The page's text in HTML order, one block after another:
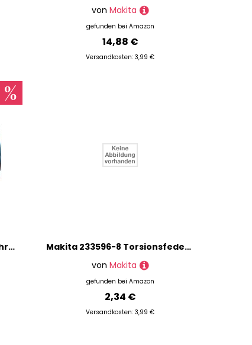
von Makita
gefunden bei Amazon
14,88 €
Versandkosten: 3,99 €
makita FS2300 Schnellbauschrauber
Makita 233596-8 Torsionsfeder für BHS630/HS610 Kreissäge (Akku), No. 11
von Makita
gefunden bei Amazon
2,34 €
Versandkosten: 3,99 €